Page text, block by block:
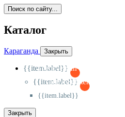
Поиск по сайту...
Каталог
Караганда Закрыть
{{item.label}}
{{activeItem==item.id?'-
{{item.label}}
{{activeSubitem==item.id?'-
{{item.label}}
Закрыть